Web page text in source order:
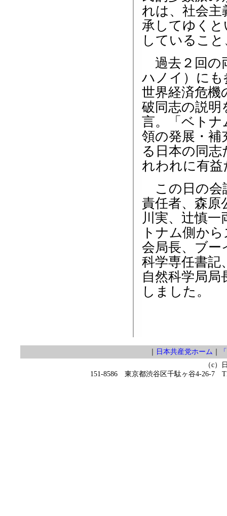
れは、社会主
承してゆく
しているこ
過去２回の
ハノイ）にも
世界経済危機
破同志の説
言。「ベトナ
領の発展・補
る日本の同
れわれに有
この日の会
責任者、森原
川実、辻慎
トナム側か
会局長、ブー
科学専任書記
自然科学局
しました。
日本共産党ホーム
（c）
151-8586 東京都渋谷区千駄ヶ谷4-26-7